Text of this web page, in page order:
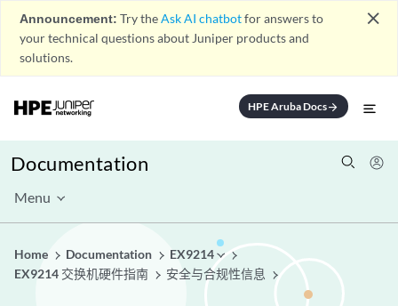
Announcement: Try theAsk AI chatbotfor answers to
your technical questions about Juniper products and
solutions.
close
HPE Aruba Docsarrow_forward
Documentation
Menu
Home Documentation
EX9214
EX9214 交换机硬件指南
安全与合规性信息